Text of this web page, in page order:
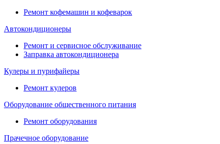
Ремонт кофемашин и кофеварок
Автокондиционеры
Ремонт и сервисное обслуживание
Заправка автокондиционера
Кулеры и пурифайеры
Ремонт кулеров
Оборудование общественного питания
Ремонт оборудования
Прачечное оборудование